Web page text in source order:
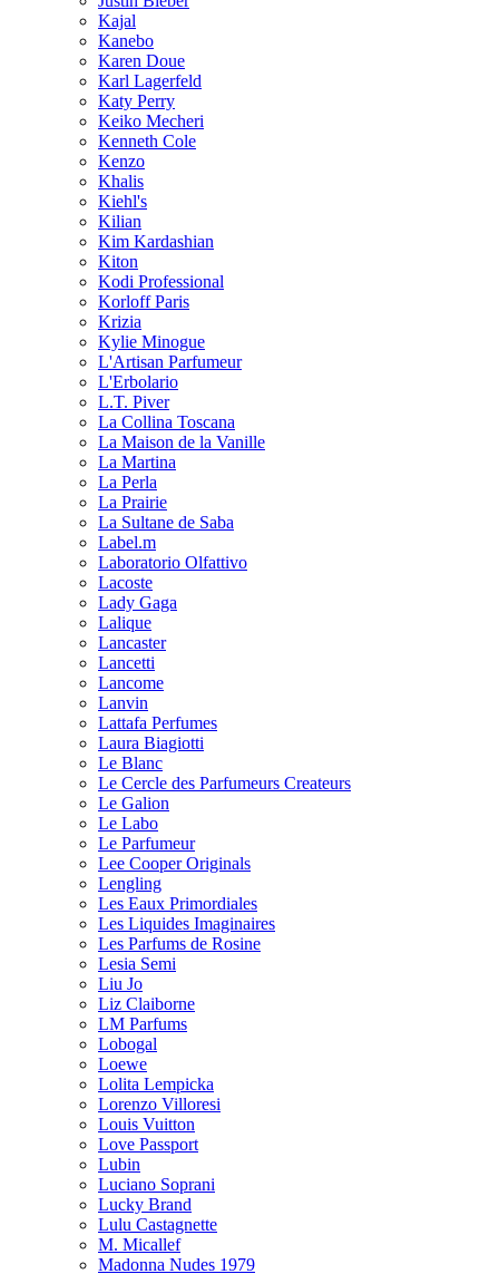
Kajal
Kanebo
Karen Doue
Karl Lagerfeld
Katy Perry
Keiko Mecheri
Kenneth Cole
Kenzo
Khalis
Kiehl's
Kilian
Kim Kardashian
Kiton
Kodi Professional
Korloff Paris
Krizia
Kylie Minogue
L'Artisan Parfumeur
L'Erbolario
L.T. Piver
La Collina Toscana
La Maison de la Vanille
La Martina
La Perla
La Prairie
La Sultane de Saba
Label.m
Laboratorio Olfattivo
Lacoste
Lady Gaga
Lalique
Lancaster
Lancetti
Lancome
Lanvin
Lattafa Perfumes
Laura Biagiotti
Le Blanc
Le Cercle des Parfumeurs Createurs
Le Galion
Le Labo
Le Parfumeur
Lee Cooper Originals
Lengling
Les Eaux Primordiales
Les Liquides Imaginaires
Les Parfums de Rosine
Lesia Semi
Liu Jo
Liz Claiborne
LM Parfums
Lobogal
Loewe
Lolita Lempicka
Lorenzo Villoresi
Louis Vuitton
Love Passport
Lubin
Luciano Soprani
Lucky Brand
Lulu Castagnette
M. Micallef
Madonna Nudes 1979